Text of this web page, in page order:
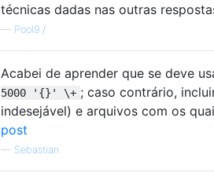
técnicas dadas nas outras
— Pool9 /
Acabei de aprender que se deve
5000 '{}' \+ ; caso contrário,
indesejável) e arquivos com os
post
— Sebastian